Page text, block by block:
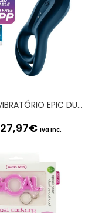
ANEL VIBRATÓRIO EPIC DUO COM APP SATISFYER
27,97€ Iva Inc.